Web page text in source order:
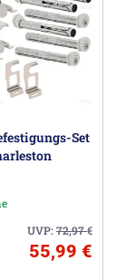
Set
UVP:72,97€
55,99 €